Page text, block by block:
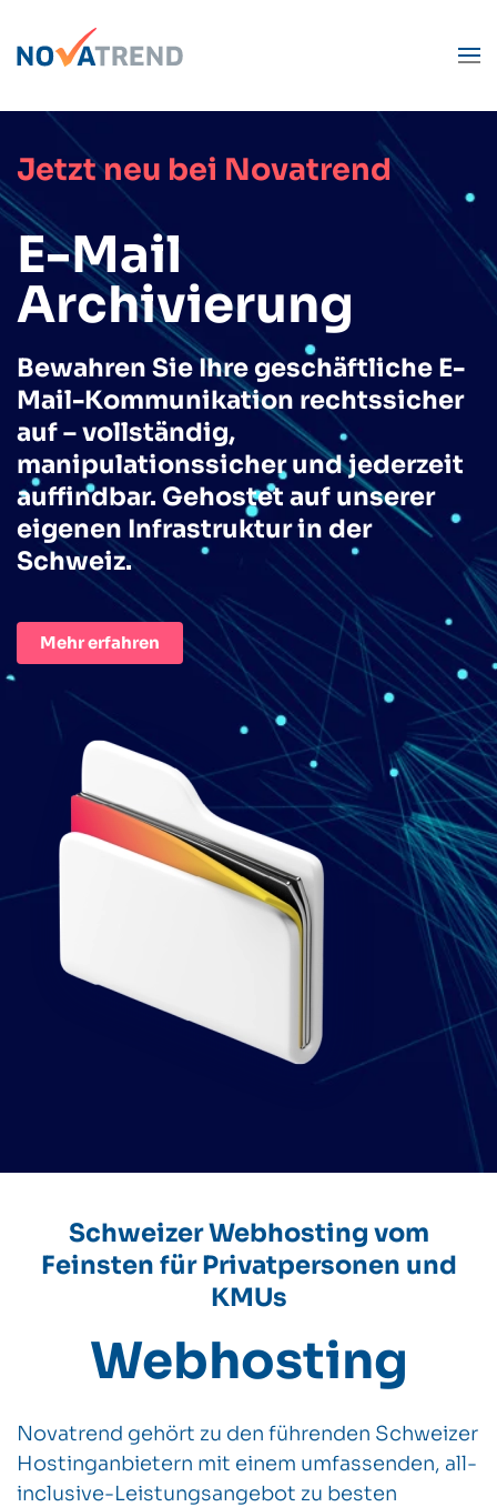
Zum Hauptinhalt springen
Jetzt neu bei Novatrend
E-Mail
Archivierung
Bewahren Sie Ihre geschäftliche E-
Mail-Kommunikation rechtssicher
auf – vollständig,
manipulationssicher und jederzeit
auffindbar. Gehostet auf unserer
eigenen Infrastruktur in der
Schweiz.
Mehr erfahren
Schweizer Webhosting vom
Feinsten für Privatpersonen und
KMUs
Webhosting
Novatrend gehört zu den führenden Schweizer
Hostinganbietern mit einem umfassenden, all-
inclusive-Leistungsangebot zu besten